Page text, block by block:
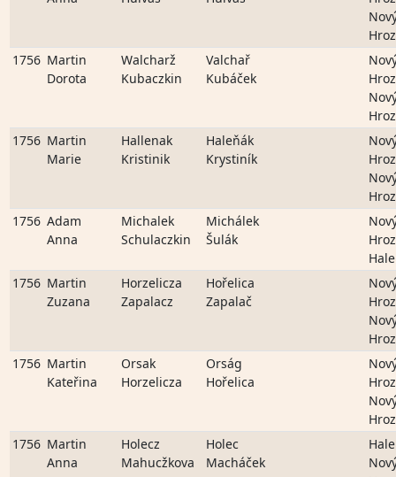
1756 Martin
Dorota
Walcharž
Kubaczkin
Valchař
Kubáček
1756 Martin
Marie
Hallenak
Kristinik
Haleňák
Krystiník
1756 Adam
Anna
Michalek
Schulaczkin
Michálek
Šulák
1756 Martin
Zuzana
Horzelicza
Zapalacz
Hořelica
Zapalač
1756 Martin
Kateřina
Orsak
Horzelicza
Orság
Hořelica
1756 Martin
Anna
Holecz
Mahucžkova
Holec
Macháček